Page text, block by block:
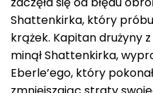
Shattenkirka, który
krążek. Kapitan drużyny
minął Shattenkirka,
Eberle’ego, który